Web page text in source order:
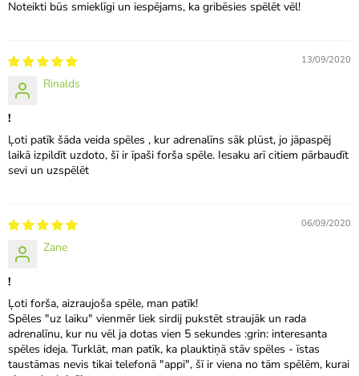
Noteikti būs smieklīgi un iespējams, ka gribēsies spēlēt vēl!
13/09/2020
Rinalds
!
Ļoti patīk šāda veida spēles , kur adrenalīns sāk plūst, jo jāpaspēj
laikā izpildīt uzdoto, šī ir īpaši forša spēle. Iesaku arī citiem pārbaudīt
sevi un uzspēlēt
06/09/2020
Zane
!
Ļoti forša, aizraujoša spēle, man patīk!
Spēles "uz laiku" vienmēr liek sirdij pukstēt straujāk un rada
adrenalīnu, kur nu vēl ja dotas vien 5 sekundes :grin: interesanta
spēles ideja. Turklāt, man patīk, ka plauktiņā stāv spēles - īstas
taustāmas nevis tikai telefonā "appi", šī ir viena no tām spēlēm, kurai